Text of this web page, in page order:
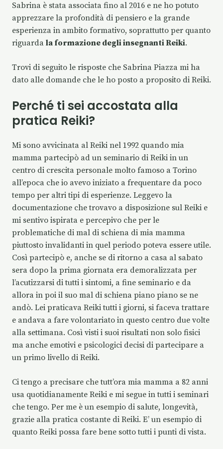
Sabrina è stata associata fino al 2016 e ne ho potuto
apprezzare la profondità di pensiero e la grande
esperienza in ambito formativo, soprattutto per quanto
riguarda la formazione degli insegnanti Reiki.
Trovi di seguito le risposte che Sabrina Piazza mi ha
dato alle domande che le ho posto a proposito di Reiki.
Perché ti sei accostata alla
pratica Reiki?
Mi sono avvicinata al Reiki nel 1992 quando mia
mamma partecipò ad un seminario di Reiki in un
centro di crescita personale molto famoso a Torino
all’epoca che io avevo iniziato a frequentare da poco
tempo per altri tipi di esperienze. Leggevo la
documentazione che trovavo a disposizione sul Reiki e
mi sentivo ispirata e percepivo che per le
problematiche di mal di schiena di mia mamma
piuttosto invalidanti in quel periodo poteva essere utile.
Così partecipò e, anche se di ritorno a casa al sabato
sera dopo la prima giornata era demoralizzata per
l’acutizzarsi di tutti i sintomi, a fine seminario e da
allora in poi il suo mal di schiena piano piano se ne
andò. Lei praticava Reiki tutti i giorni, si faceva trattare
e andava a fare volontariato in questo centro due volte
alla settimana. Così visti i suoi risultati non solo fisici
ma anche emotivi e psicologici decisi di partecipare a
un primo livello di Reiki.
Ci tengo a precisare che tutt’ora mia mamma a 82 anni
usa quotidianamente Reiki e mi segue in tutti i seminari
che tengo. Per me è un esempio di salute, longevità,
grazie alla pratica costante di Reiki. E’ un esempio di
quanto Reiki possa fare bene sotto tutti i punti di vista.